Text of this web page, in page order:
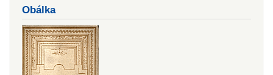
Obálka